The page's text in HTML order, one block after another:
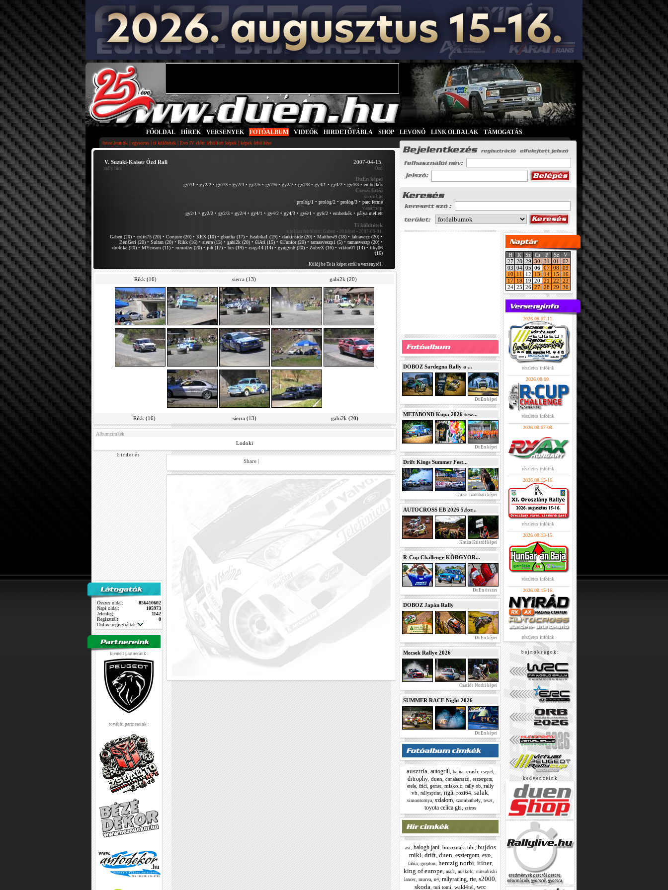
FŐOLDAL HÍREK VERSENYEK FOTÓALBUM VIDEÓK HIRDETŐTÁBLA SHOP LEVONÓ LINK OLDALAK TÁMOGATÁS
fotoalbumok | egysoros | ti küldtétek | Evo IV előtt feltöltött képek | képek feltöltése
V. Suzuki-Kaiser Ózd Rali
rally túra
2007-04-15.
Ózd
DuEn képei
gy2/1 • gy2/2• gy2/3• gy2/4• gy2/5• gy2/6• gy2/7• gy2/8• gy4/1 • gy4/2• gy4/3• emberkék
Cseszi fotói
szombat
prológ/1 • prológ/2• prológ/3• parc fermé
vasárnap
gy2/1 • gy2/2• gy2/3• gy2/4• gy4/1 • gy4/2• gy4/3• gy6/1 • gy6/2• emberkék• pálya mellett
Ti küldtétek
utoljára feltöltött: Gaben • 20 képet • 2007-05-01.
Gaben (20)• colin75 (20)• Conjure (20)• KEX (10)• gbartha (17)• fszabika1 (19)• darkinside (20)• Matthew9 (18)• fabiawrcc (20)•
BeriGeri (20)• Sultan (20)• Rikk (16)• sierra (13)• gabi2k (20)• 6iAti (15)• 6iJunior (20)• tamasveszp1 (5)• tamasveszp (20)•
drobika (20)• MYcream (11)• mmothy (20)• juh (17)• bcs (19)• zsiga14 (14)• gyugyu6 (20)• ZoleeX (16)• viktor01 (14)• tiby06
(16)
Küldj be Te is képet erről a versenyről!
Rikk (16) sierra (13) gabi2k (20)
Rikk (16) sierra (13) gabi2k (20)
Albumcímkék
Lodoki
h i r d e t é s
Összes oldal:
856410602
Napi oldal:
105973
Jelenleg:
1142
Regisztrált:
0
Online regisztráltak:
kiemelt partnerünk :
további partnereink :
Share |
DOBOZ Sardegna Rally a ...
DuEn képei
METABOND Kupa 2026 tesz...
DuEn képei
Drift Kings Summer Fest...
DuEn szombati képei
AUTOCROSS EB 2026 5.for...
Kotán Kristóf képei
R-Cup Challenge KÖRGYOR...
DuEn összes
DOBOZ Japán Rally
DuEn képei
Mecsek Rallye 2026
Csatlós Norbi képei
SUMMER RACE Night 2026
DuEn képei
ausztria autogrill bajna, crash csepel
drtrophy, duen dunaharaszti esztergom,
etele, frici gemer, miskolc, rally ob, rally
vb
rallysprint, rigli, rozi64, salak
simontornya, szlalom, szombathely, teszt,
toyota celica gts zsiros
asi balogh jani, boroznaki tibi bujdos
miki drift, duen esztergom, evo,
fabia, grepton, herczig norbi itiner,
king of europe mafc miskolc mitsubishi
lancer murva n4 rallyracing rte s2000
skoda turi tomi wald4tel wrc
H K Sz Cs P Sz
V
27 28 29 30 31 01
02
03 04 05 06 07 08
09
10
11 12 13 14 15
16
17
18 19 20 21 22
23
24 25 26 27 28 29 30
2026.08.07-11.
részletes infóink
2026.08.09.
részletes infóink
2026.08.07-09.
részletes infóink
2026.08.15-16.
részletes infóink
2026.08.13-15.
részletes infóink
2026.08.15-16.
részletes infóink
b a j n o k s á g o k :
k e d v e n c e i n k